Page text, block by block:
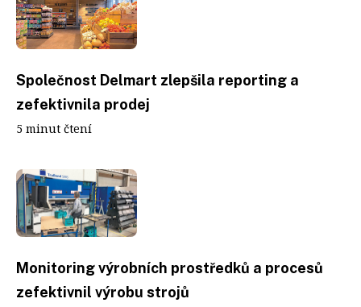
Společnost Delmart zlepšila reporting a
zefektivnila prodej
5 minut čtení
Monitoring výrobních prostředků a procesů
zefektivnil výrobu strojů